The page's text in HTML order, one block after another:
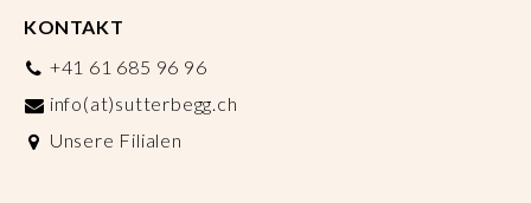
KONTAKT
+41 61 685 96 96
info(at)sutterbegg.ch
Unsere Filialen